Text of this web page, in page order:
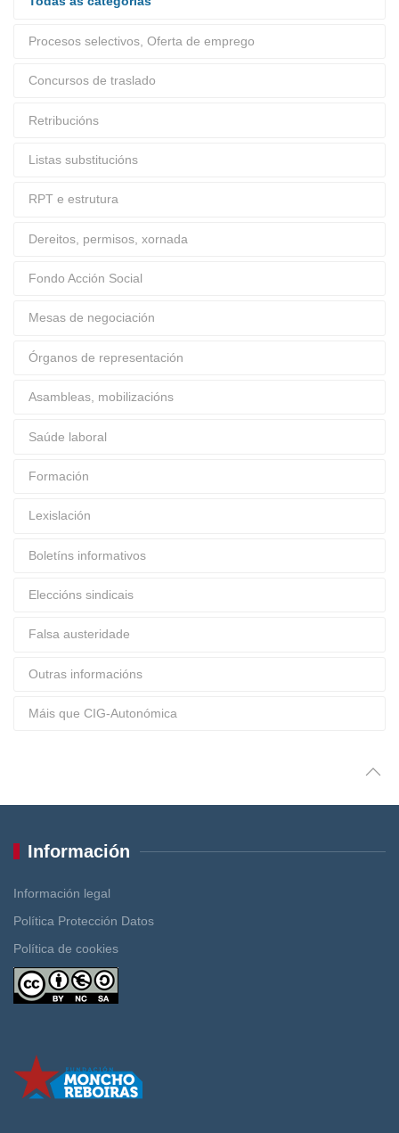
Procesos selectivos, Oferta de emprego
Concursos de traslado
Retribucións
Listas substitucións
RPT e estrutura
Dereitos, permisos, xornada
Fondo Acción Social
Mesas de negociación
Órganos de representación
Asambleas, mobilizacións
Saúde laboral
Formación
Lexislación
Boletíns informativos
Eleccións sindicais
Falsa austeridade
Outras informacións
Máis que CIG-Autonómica
Información
Información legal
Política Protección Datos
Política de cookies